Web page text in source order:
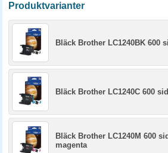
Produktvarianter
Bläck Brother LC1240BK 600
Bläck Brother LC1240C 600
Bläck Brother LC1240M 600
magenta